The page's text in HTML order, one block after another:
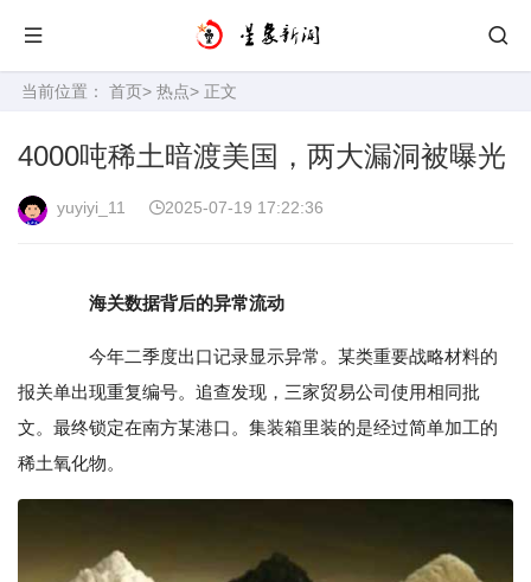
当前位置： 首页> 热点> 正文
4000吨稀土暗渡美国，两大漏洞被曝光
yuyiyi_11 2025-07-19 17:22:36
海关数据背后的异常流动
今年二季度出口记录显示异常。某类重要战略材料的
报关单出现重复编号。追查发现，三家贸易公司使用相同批
文。最终锁定在南方某港口。集装箱里装的是经过简单加工的
稀土氧化物。